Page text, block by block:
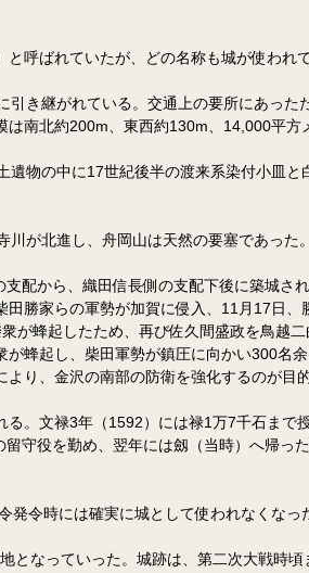
と呼ばれていたが、どの名称も城が使われ
き継がれている。交通上の要所にあっ
南北約200m、東西約130m、14,000平方
物の中に17世紀後半の渡来系染付小皿
が北進し、舟岡山は天然の要塞であった。
配から、織田信長側の支配下後に築城
勝家らの軍勢が加賀に侵入、11月17日
が蜂起したため、再び佐久間盛政を鳥越
蜂起し、柴田軍勢が鎮圧に向かい300名
り、金沢の南部の防衛を強化するのが目
る。文禄3年（1592）には禄1万7千石まで
留守役を勤め、翌年には劔（当時）へ帰っ
令時には確実に城として使われなくなっ
なっていった。城跡は、第二次大戦時頃